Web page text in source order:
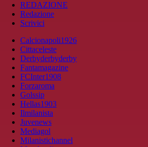
REDAZIONE
Redazione
Scrivici
Calcionapoli1926
Cittaceleste
Derbyderbyderby
Fantamagazine
FCInter1908
Forzaroma
Golssip
Hellas1903
Ilmilanista
Juvenews
Mediagol
Milanistichannel